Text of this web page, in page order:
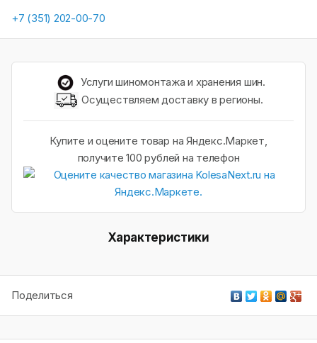
+7 (351) 202-00-70
Услуги шиномонтажа и хранения шин.
Осуществляем доставку в регионы.
Купите и оцените товар на Яндекс.Маркет,
получите 100 рублей на телефон
Характеристики
Поделиться